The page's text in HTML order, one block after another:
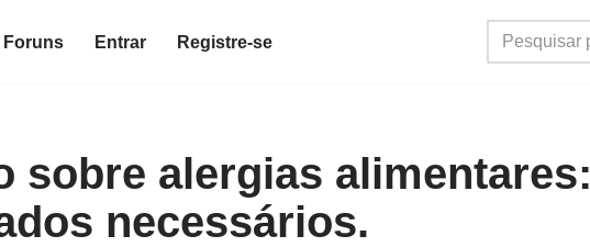
Foruns Entrar Registre-se
sobre alergias alimentares:
necessários.